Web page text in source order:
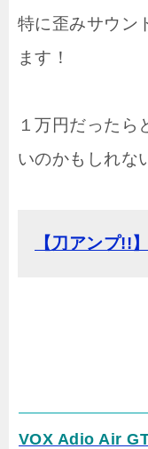
特に歪みサウン
ます！
１万円だったら
いのかもしれ
【刀アンプ!!
VOX Adio Air